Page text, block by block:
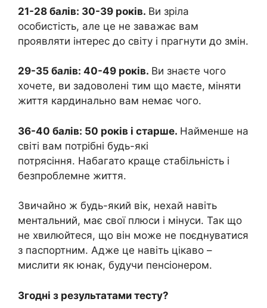
21-28 балів: 30-39 років. Ви зріла
особистість, але це не заважає вам
проявляти інтерес до світу і прагнути до змін.
29-35 балів: 40-49 років. Ви знаєте чого
хочете, ви задоволені тим що маєте, міняти
життя кардинально вам немає чого.
36-40 балів: 50 років і старше. Найменше на
світі вам потрібні будь-які
потрясіння. Набагато краще стабільність і
безпроблемне життя.
Звичайно ж будь-який вік, нехай навіть
ментальний, має свої плюси і мінуси. Так що
не хвилюйтеся, що він може не поєднуватися
з паспортним. Адже це навіть цікаво –
мислити як юнак, будучи пенсіонером.
Згодні з результатами тесту?